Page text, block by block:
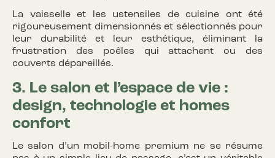
La vaisselle et les ustensiles de cuisine ont été
rigoureusement dimensionnés et sélectionnés pour
leur durabilité et leur esthétique, éliminant la
frustration des poêles qui attachent ou des
couverts dépareillés.
3. Le salon et l’espace de vie :
design, technologie et homes
confort
Le salon d’un mobil-home premium ne se résume